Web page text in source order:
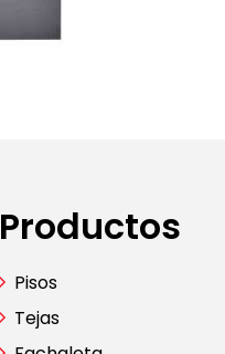
Productos
Pisos
Tejas